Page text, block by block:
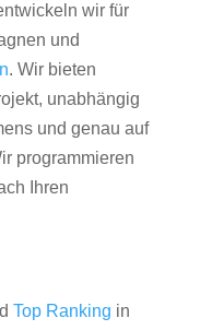
wir für
und
. Wir bieten
unabhängig
und genau auf
programmieren
Ihren
Top Ranking in